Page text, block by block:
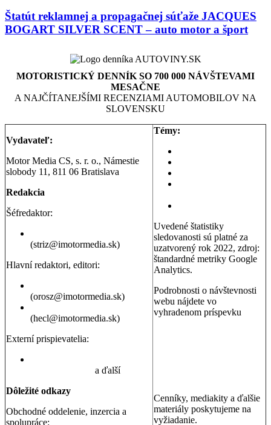
Štatút reklamnej a propagačnej súťaže JACQUES
BOGART SILVER SCENT – auto motor a šport
MOTORISTICKÝ DENNÍK SO 700 000 NÁVŠTEVAMI
MESAČNE
A NAJČÍTANEJŠÍMI RECENZIAMI AUTOMOBILOV NA
SLOVENSKU
Vydavateľ:
Motor Media CS, s. r. o., Námestie
slobody 11, 811 06 Bratislava
Redakcia
Šéfredaktor:
(striz@imotormedia.sk)
Hlavní redaktori, editori:
(orosz@imotormedia.sk)
(hecl@imotormedia.sk)
Externí prispievatelia:
a ďalší
Dôležité odkazy
Obchodné oddelenie, inzercia a
spolupráce:
Témy:
Uvedené štatistiky
sledovanosti sú platné za
uzatvorený rok 2022, zdroj:
štandardné metriky Google
Analytics.
Podrobnosti o návštevnosti
webu nájdete vo
vyhradenom príspevku
Cenníky, mediakity a ďalšie
materiály poskytujeme na
vyžiadanie.